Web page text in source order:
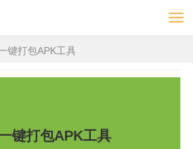
键打包APK工具
键打包APK工具